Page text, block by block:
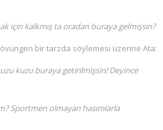
için kalkmış ta oradan buraya gelmişsin?
bir tarzda söylemesi üzerine Ata:
kuzu buraya getirilmişsin! Deyince
Sportmen olmayan hasımlarla